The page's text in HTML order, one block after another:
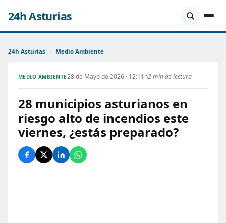
24h Asturias
24h Asturias › Medio Ambiente
MEDIO AMBIENTE28 de Mayo de 2026 · 12:11h2 min de lectura
28 municipios asturianos en
riesgo alto de incendios este
viernes, ¿estás preparado?